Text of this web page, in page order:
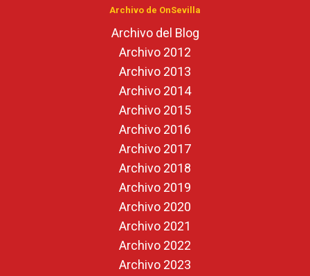
Archivo de OnSevilla
Archivo del Blog
Archivo 2012
Archivo 2013
Archivo 2014
Archivo 2015
Archivo 2016
Archivo 2017
Archivo 2018
Archivo 2019
Archivo 2020
Archivo 2021
Archivo 2022
Archivo 2023